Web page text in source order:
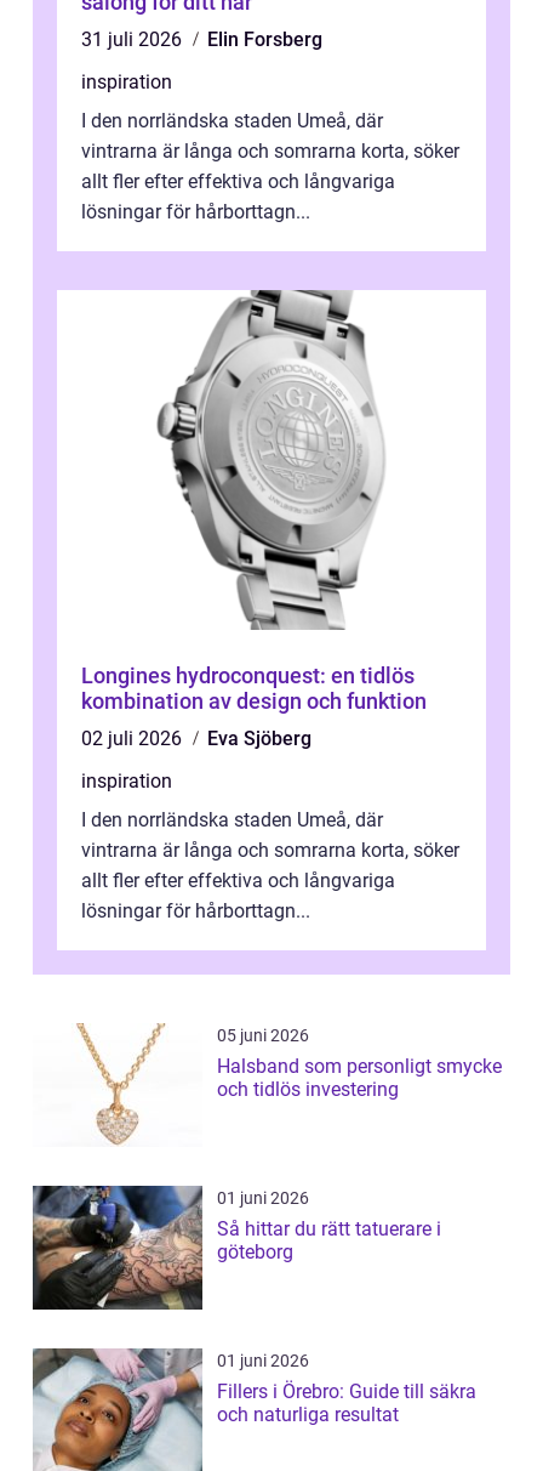
31 juli 2026
Elin Forsberg
inspiration
I den norrländska staden Umeå, där
vintrarna är långa och somrarna korta, söker
allt fler efter effektiva och långvariga
lösningar för hårborttagn...
Longines hydroconquest: en tidlös
kombination av design och funktion
02 juli 2026
Eva Sjöberg
inspiration
I den norrländska staden Umeå, där
vintrarna är långa och somrarna korta, söker
allt fler efter effektiva och långvariga
lösningar för hårborttagn...
05 juni 2026
Halsband som personligt smycke
och tidlös investering
01 juni 2026
Så hittar du rätt tatuerare i
göteborg
01 juni 2026
Fillers i Örebro: Guide till säkra
och naturliga resultat